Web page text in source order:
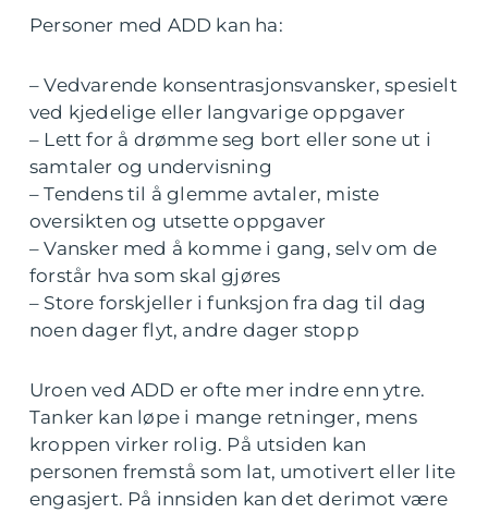
Personer med ADD kan ha:
– Vedvarende konsentrasjonsvansker, spesielt
ved kjedelige eller langvarige oppgaver
– Lett for å drømme seg bort eller sone ut i
samtaler og undervisning
– Tendens til å glemme avtaler, miste
oversikten og utsette oppgaver
– Vansker med å komme i gang, selv om de
forstår hva som skal gjøres
– Store forskjeller i funksjon fra dag til dag
noen dager flyt, andre dager stopp
Uroen ved ADD er ofte mer indre enn ytre.
Tanker kan løpe i mange retninger, mens
kroppen virker rolig. På utsiden kan
personen fremstå som lat, umotivert eller lite
engasjert. På innsiden kan det derimot være